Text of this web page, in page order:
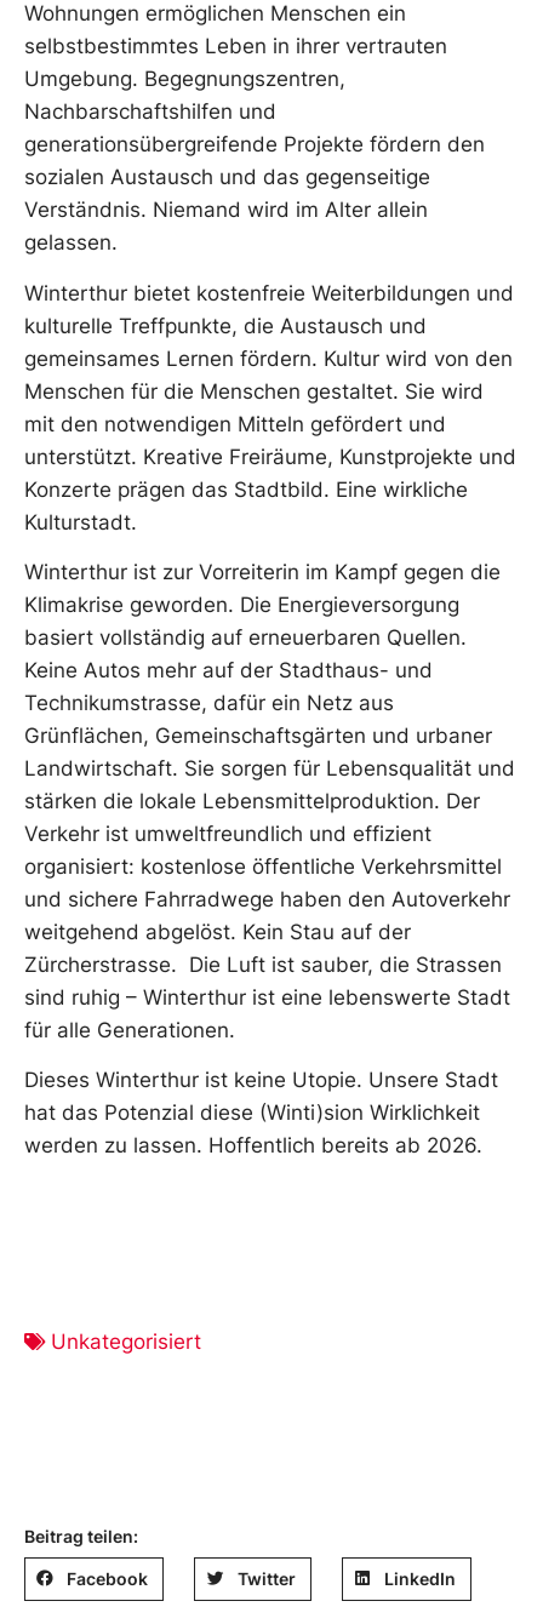
Wohnungen ermöglichen Menschen ein
selbstbestimmtes Leben in ihrer vertrauten
Umgebung. Begegnungszentren,
Nachbarschaftshilfen und
generationsübergreifende Projekte fördern den
sozialen Austausch und das gegenseitige
Verständnis. Niemand wird im Alter allein
gelassen.
Winterthur bietet kostenfreie Weiterbildungen und
kulturelle Treffpunkte, die Austausch und
gemeinsames Lernen fördern. Kultur wird von den
Menschen für die Menschen gestaltet. Sie wird
mit den notwendigen Mitteln gefördert und
unterstützt. Kreative Freiräume, Kunstprojekte und
Konzerte prägen das Stadtbild. Eine wirkliche
Kulturstadt.
Winterthur ist zur Vorreiterin im Kampf gegen die
Klimakrise geworden. Die Energieversorgung
basiert vollständig auf erneuerbaren Quellen.
Keine Autos mehr auf der Stadthaus- und
Technikumstrasse, dafür ein Netz aus
Grünflächen, Gemeinschaftsgärten und urbaner
Landwirtschaft. Sie sorgen für Lebensqualität und
stärken die lokale Lebensmittelproduktion. Der
Verkehr ist umweltfreundlich und effizient
organisiert: kostenlose öffentliche Verkehrsmittel
und sichere Fahrradwege haben den Autoverkehr
weitgehend abgelöst. Kein Stau auf der
Zürcherstrasse. Die Luft ist sauber, die Strassen
sind ruhig – Winterthur ist eine lebenswerte Stadt
für alle Generationen.
Dieses Winterthur ist keine Utopie. Unsere Stadt
hat das Potenzial diese (Winti)sion Wirklichkeit
werden zu lassen. Hoffentlich bereits ab 2026.
Unkategorisiert
Beitrag teilen:
Facebook Twitter LinkedIn